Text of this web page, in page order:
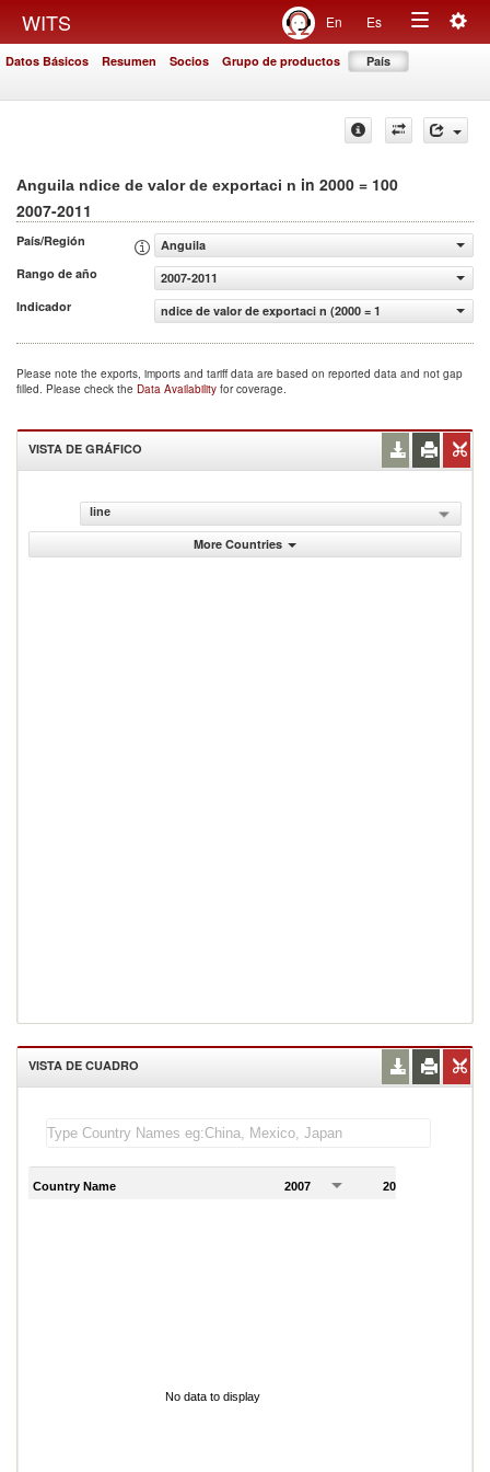
WITS En Es
Toggle
Datos Básicos Resumen Socios Grupo de productos País
Anguila ndice de valor de exportaci n in 2000 = 100
2007-2011
País/Región
Anguila
Rango de año
2007-2011
Indicador
ndice de valor de exportaci n (2000 = 100)
Please note the exports, imports and tariff data are based on reported data and not gap
filled. Please check the Data Availability for coverage.
VISTA DE GRÁFICO
line
More Countries
VISTA DE CUADRO
Country Name 2007 2008
No data to display